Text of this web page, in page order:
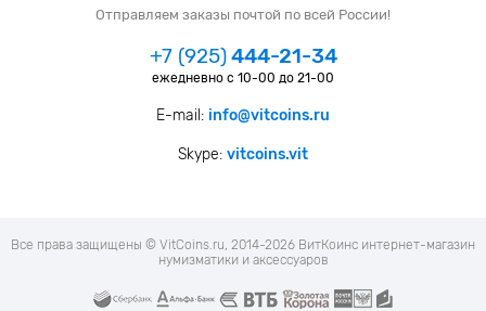
Отправляем заказы почтой по всей России!
+7 (925)444-21-34
ежедневно с 10-00 до 21-00
E-mail: info@vitcoins.ru
Skype: vitcoins.vit
Все права защищены © VitCoins.ru, 2014-2026 ВитКоинс интернет-магазин
нумизматики и аксессуаров